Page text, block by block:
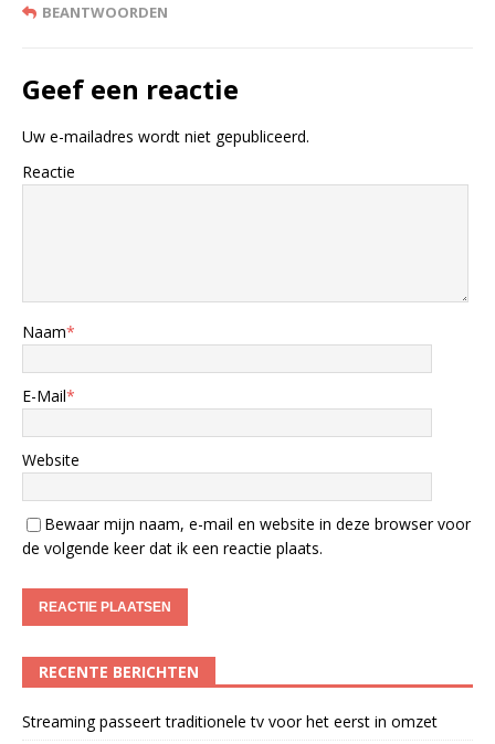
BEANTWOORDEN
Geef een reactie
Uw e-mailadres wordt niet gepubliceerd.
Reactie
Naam*
E-Mail*
Website
Bewaar mijn naam, e-mail en website in deze browser voor
de volgende keer dat ik een reactie plaats.
RECENTE BERICHTEN
Streaming passeert traditionele tv voor het eerst in omzet